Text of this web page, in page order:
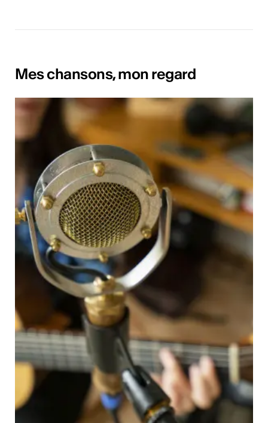
Mes chansons, mon regard